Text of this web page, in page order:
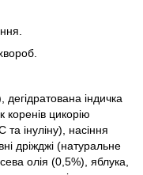
індичка
цикорію
інуліну), насіння
дріжджі (натуральне
олія (0,5%), яблука,